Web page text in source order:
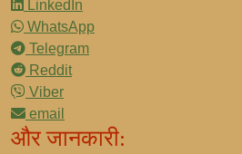
LinkedIn
WhatsApp
Telegram
Reddit
Viber
email
और जानकारी: